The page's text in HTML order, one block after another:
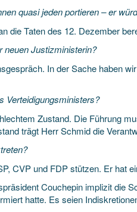
quasi jeden portieren – er
die Taten des 12. Dezember
neuen Justizministerin?
In der Sache haben
Verteidigungsministers?
Zustand. Die Führung
trägt Herr Schmid die
CVP und FDP stützen. Er hat
Couchepin implizit die
hatte. Es seien